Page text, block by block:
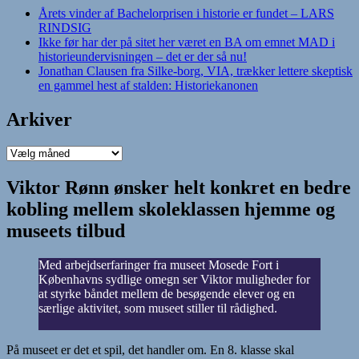
Årets vinder af Bachelorprisen i historie er fundet – LARS
RINDSIG
Ikke før har der på sitet her været en BA om emnet MAD i
historieundervisningen – det er der så nu!
Jonathan Clausen fra Silke-borg, VIA, trækker lettere skeptisk
en gammel hest af stalden: Historiekanonen
Arkiver
Arkiver
Viktor Rønn ønsker helt konkret en bedre
kobling mellem skoleklassen hjemme og
museets tilbud
Med arbejdserfaringer fra museet Mosede Fort i
Københavns sydlige omegn ser Viktor muligheder for
at styrke båndet mellem de besøgende elever og en
særlige aktivitet, som museet stiller til rådighed.
På museet er det et spil, det handler om. En 8. klasse skal